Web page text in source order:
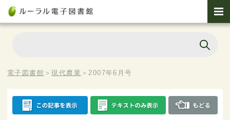
電子図書館 ＞現代農業 ＞2007年6月号